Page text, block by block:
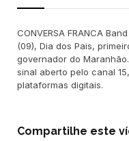
CONVERSA FRANCA
(09), Dia dos Pais,
governador do
sinal aberto pelo canal
plataformas digitais.
Compartilhe este